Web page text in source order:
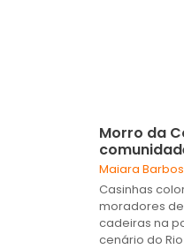
Morro da
Maiara
Casinhas
moradores
cadeiras na
cenário do